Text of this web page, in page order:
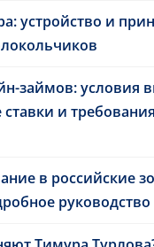
устройство и
займов: условия
и
в российские
руководство